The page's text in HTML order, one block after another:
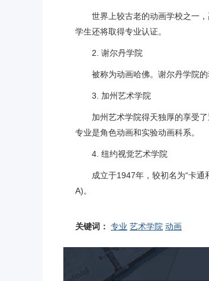
世界上较古老的动画学校之一
学生还将取得专业认证。
2. 谢尔丹学院
被称为动画哈佛。谢尔丹学院
3. 加州艺术学院
加州艺术学院得天独厚的享受
专业是角色动画和实验动画科系。
4. 纽约视觉艺术学院
成立于1947年，较初名为“卡
A)。
关键词： 专业 艺术学院 动画